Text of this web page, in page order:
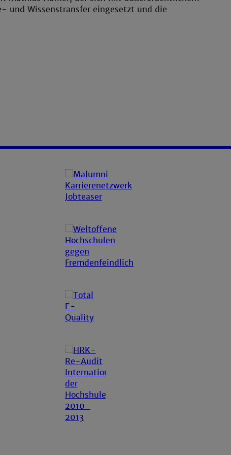
und Wissenstransfer eingesetzt und die